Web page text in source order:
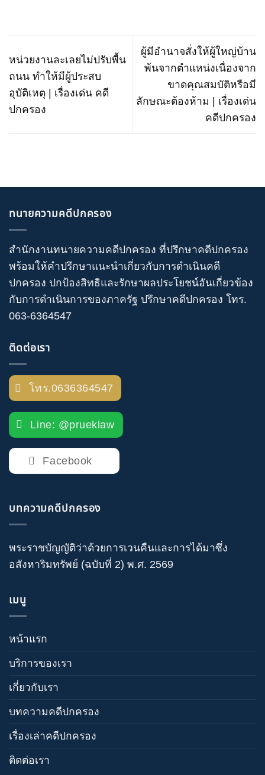
หน่วยงานละเลยไม่ปรับพื้น
ถนน ทำให้มีผู้ประสบ
อุบัติเหตุ | เรื่องเด่น คดี
ปกครอง
ผู้มีอํานาจสั่งให้ผู้ใหญ่บ้าน
พ้นจากตําแหน่งเนื่องจาก
ขาดคุณสมบัติหรือมี
ลักษณะต้องห้าม | เรื่องเด่น
คดีปกครอง
ทนายความคดีปกครอง
สำนักงานทนายความคดีปกครอง ที่ปรึกษาคดีปกครอง
พร้อมให้คำปรึกษาแนะนำเกี่ยวกับการดำเนินคดี
ปกครอง ปกป้องสิทธิและรักษาผลประโยชน์อันเกี่ยวข้อง
กับการดำเนินการของภาครัฐ ปรึกษาคดีปกครอง โทร.
063-6364547
ติดต่อเรา
โทร.0636364547
Line: @prueklaw
Facebook
บทความคดีปกครอง
พระราชบัญญัติว่าด้วยการเวนคืนและการได้มาซึ่ง
อสังหาริมทรัพย์ (ฉบับที่ 2) พ.ศ. 2569
เมนู
หน้าแรก
บริการของเรา
เกี่ยวกับเรา
บทความคดีปกครอง
เรื่องเล่าคดีปกครอง
ติดต่อเรา